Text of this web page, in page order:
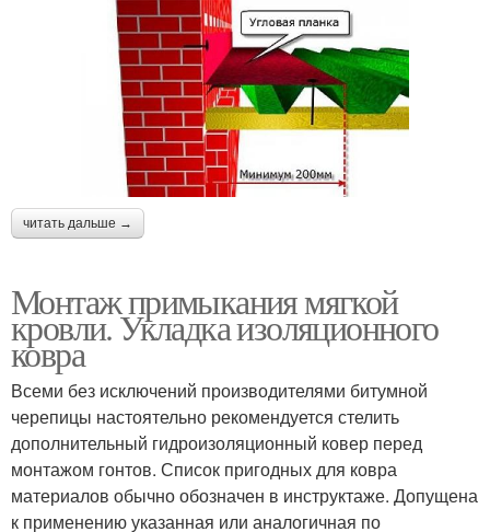
читать дальше →
Монтаж примыкания мягкой
кровли. Укладка изоляционного
ковра
Всеми без исключений производителями битумной
черепицы настоятельно рекомендуется стелить
дополнительный гидроизоляционный ковер перед
монтажом гонтов. Список пригодных для ковра
материалов обычно обозначен в инструктаже. Допущена
к применению указанная или аналогичная по